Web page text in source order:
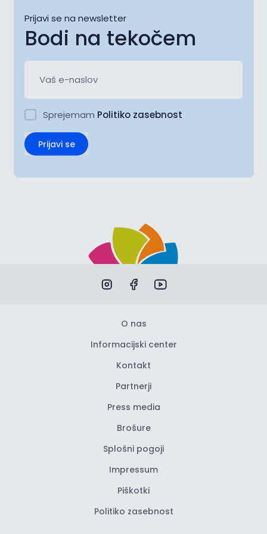
Prijavi se na newsletter
Bodi na tekočem
Sprejemam Politiko zasebnost
Prijavi se
O nas
Informacijski center
Kontakt
Partnerji
Press media
Brošure
Splošni pogoji
Impressum
Piškotki
Politiko zasebnost